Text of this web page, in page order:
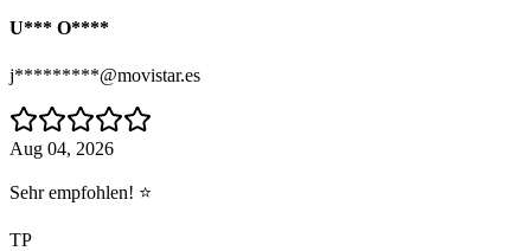
U*** O****
j*********@movistar.es
Aug 04, 2026
Sehr empfohlen! ⭐
TP